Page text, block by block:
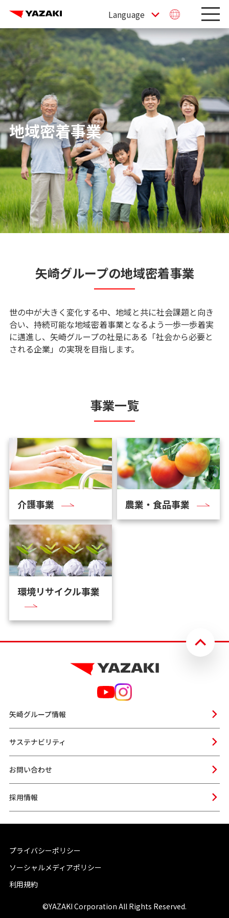
地域密着事業
矢崎グループの地域密着事業
世の中が大きく変化する中、地域と共に社会課題と向き
合い、持続可能な地域密着事業となるよう一歩一歩着実
に邁進し、矢崎グループの社是にある「社会から必要と
される企業」の実現を目指します。
事業一覧
介護事業 農業・食品事業
環境リサイクル事業
矢崎グループ情報
サステナビリティ
お問い合わせ
採用情報
プライバシーポリシー
ソーシャルメディアポリシー
利用規約
©YAZAKI Corporation All Rights Reserved.